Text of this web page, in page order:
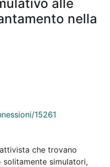
alle
nella
15261
che trovano
simulatori,